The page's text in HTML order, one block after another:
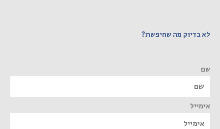
לא בדיוק מה שחיפשת?
שם
אימייל